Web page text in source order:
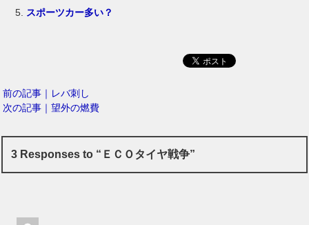
スポーツカー多い？
前の記事｜レバ刺し
次の記事｜望外の燃費
3 Responses to “ＥＣＯタイヤ戦争”